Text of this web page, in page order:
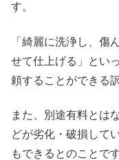
す。
「綺麗に洗浄し、傷
せて仕上げる」とい
頼することができる
また、別途有料とは
どが劣化・破損して
もできるとのことで